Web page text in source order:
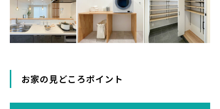
お家の見どころポイント